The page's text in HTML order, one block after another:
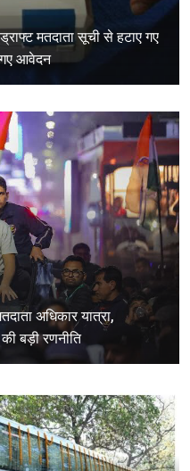
मतदाता सूची से हटाए गए
गए आवेदन
अधिकार यात्रा,
बड़ी रणनीति